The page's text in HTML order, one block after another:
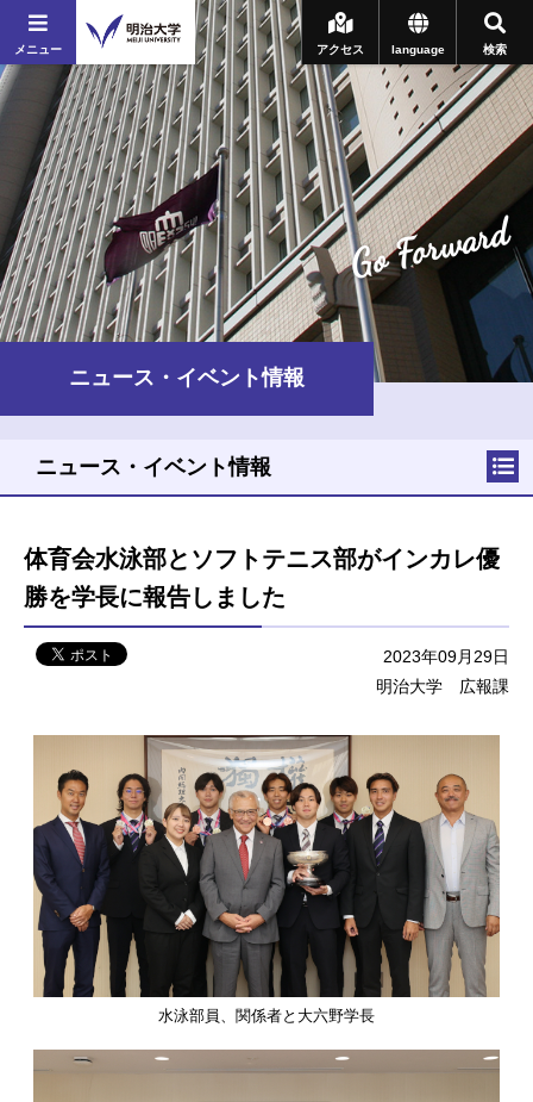
メニュー 検索
language
アクセス
Go Forward
ニュース・イベント情報
体育会水泳部とソフトテニス部がインカレ優
勝を学長に報告しました
2023年09月29日
明治大学 広報課
水泳部員、関係者と大六野学長
ニュース・イベント情報